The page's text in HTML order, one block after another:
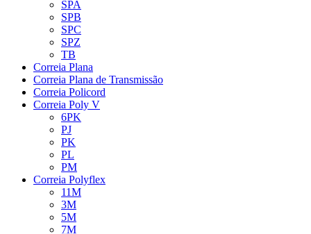
SPA
SPB
SPC
SPZ
TB
Correia Plana
Correia Plana de Transmissão
Correia Policord
Correia Poly V
6PK
PJ
PK
PL
PM
Correia Polyflex
11M
3M
5M
7M